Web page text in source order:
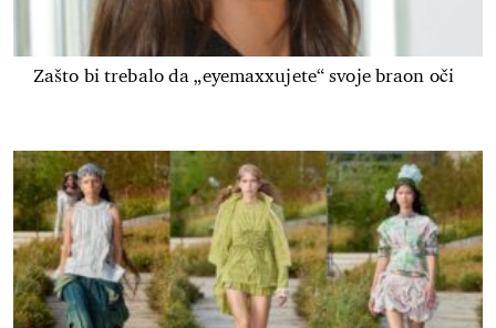
Zašto bi trebalo da „eyemaxxujete“ svoje braon oči